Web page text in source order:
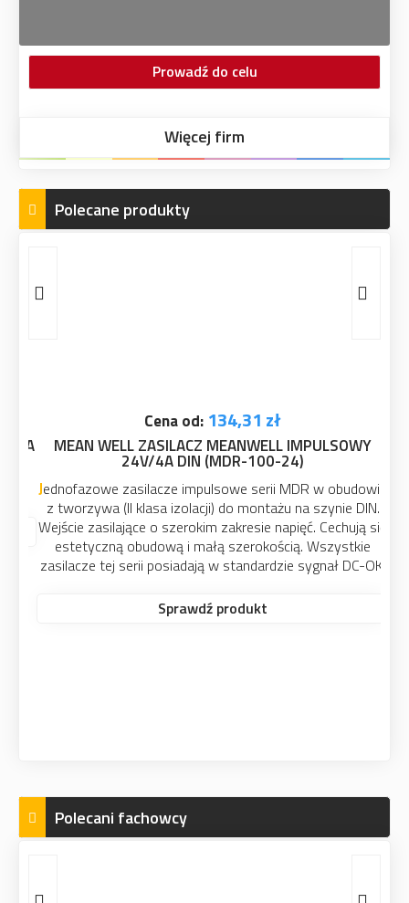
Prowadź do celu
Więcej firm
Polecane produkty
Cena od:134,31 zł
MEAN WELL ZASILACZ MEANWELL IMPULSOWY
24V/4A DIN (MDR-100-24)
z tworzywa (II klasa izolacji) do montażu na szynie DIN.
Wejście zasilające o szerokim zakresie napięć. Cechują się
estetyczną obudową i małą szerokością. Wszystkie
zasilacze tej serii posiadają w standardzie sygnał DC-OK.
Sprawdź produkt
Polecani fachowcy